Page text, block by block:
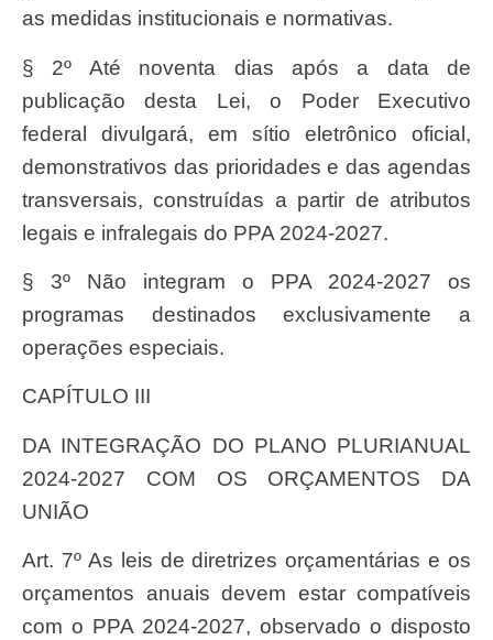
as medidas institucionais e normativas.
§ 2º Até noventa dias após a data de
publicação desta Lei, o Poder Executivo
federal divulgará, em sítio eletrônico oficial,
demonstrativos das prioridades e das agendas
transversais, construídas a partir de atributos
legais e infralegais do PPA 2024-2027.
§ 3º Não integram o PPA 2024-2027 os
programas destinados exclusivamente a
operações especiais.
CAPÍTULO III
DA INTEGRAÇÃO DO PLANO PLURIANUAL
2024-2027 COM OS ORÇAMENTOS DA
UNIÃO
Art. 7º As leis de diretrizes orçamentárias e os
orçamentos anuais devem estar compatíveis
com o PPA 2024-2027, observado o disposto